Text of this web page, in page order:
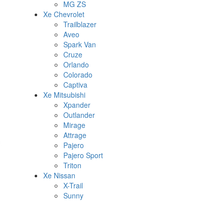
MG ZS
Xe Chevrolet
Trailblazer
Aveo
Spark Van
Cruze
Orlando
Colorado
Captiva
Xe Mitsubishi
Xpander
Outlander
Mirage
Attrage
Pajero
Pajero Sport
Triton
Xe Nissan
X-Trail
Sunny